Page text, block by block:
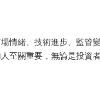
情緒、技術進步、監管
至關重要，無論是投資